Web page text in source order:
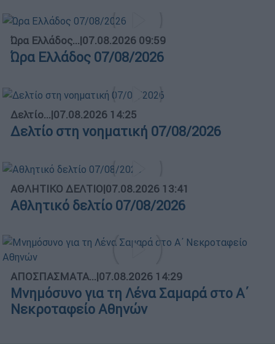
Ώρα Ελλάδος...|07.08.2026 09:59
Ώρα Ελλάδος 07/08/2026
Δελτίο...|07.08.2026 14:25
Δελτίο στη νοηματική 07/08/2026
ΑΘΛΗΤΙΚΟ ΔΕΛΤΙΟ|07.08.2026 13:41
Αθλητικό δελτίο 07/08/2026
ΑΠΟΣΠΑΣΜΑΤΑ...|07.08.2026 14:29
Μνημόσυνο για τη Λένα Σαμαρά στο Α΄
Νεκροταφείο Αθηνών